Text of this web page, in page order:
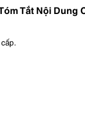
Tắt Nội Dung